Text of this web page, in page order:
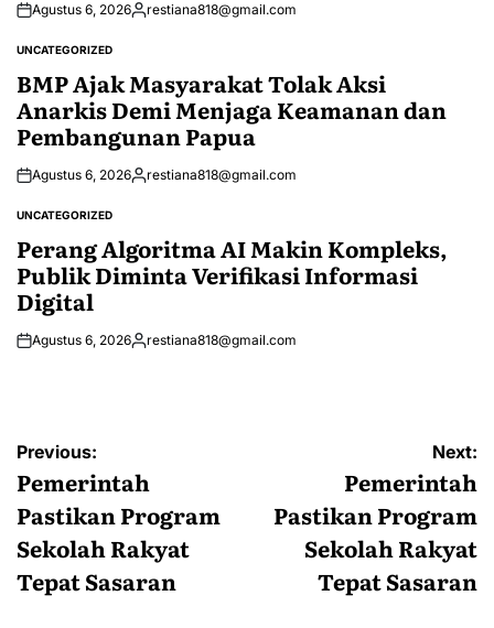
Agustus 6, 2026Posted
restiana818@gmail.com
POSTED
UNCATEGORIZED
BMP Ajak Masyarakat Tolak Aksi
Anarkis Demi Menjaga Keamanan dan
Pembangunan Papua
Agustus 6, 2026Posted
restiana818@gmail.com
POSTED
UNCATEGORIZED
Perang Algoritma AI Makin Kompleks,
Publik Diminta Verifikasi Informasi
Digital
Agustus 6, 2026Posted
restiana818@gmail.com
Navigasi
pos
Previous:
Pemerintah
Pastikan Program
Sekolah Rakyat
Tepat Sasaran
Next:
Pemerintah
Pastikan Program
Sekolah Rakyat
Tepat Sasaran